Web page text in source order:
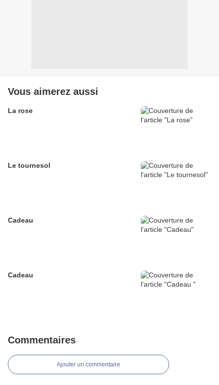
Vous aimerez aussi
La rose
Le tournesol
Cadeau
Cadeau
Commentaires
Ajouter un commentaire